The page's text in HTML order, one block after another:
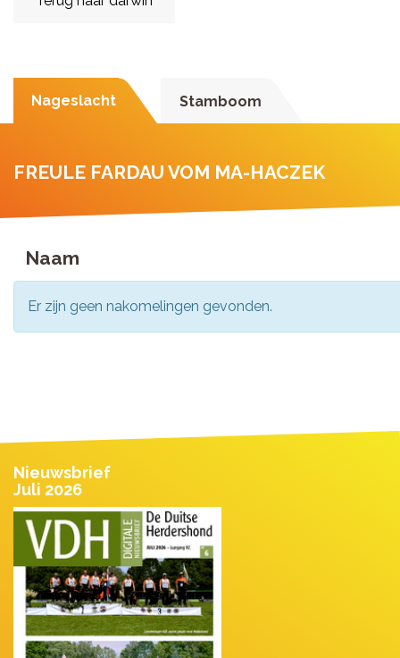
Nageslacht Stamboom
FREULE FARDAU VOM MA-HACZEK
Naam
Er zijn geen nakomelingen gevonden.
Nieuwsbrief
Juli 2026